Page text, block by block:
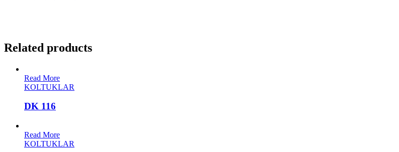
Related products
Read More
KOLTUKLAR
DK 116
Read More
KOLTUKLAR